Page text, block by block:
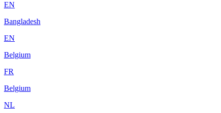
EN
Bangladesh
EN
Belgium
FR
Belgium
NL